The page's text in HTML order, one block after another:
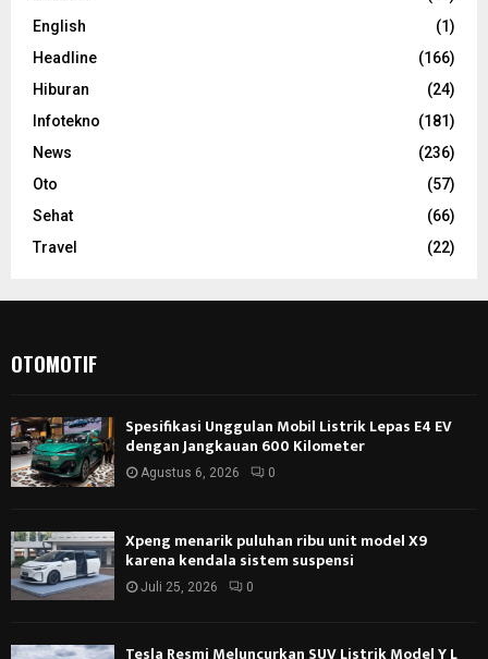
English
(1)
Headline
(166)
Hiburan
(24)
Infotekno
(181)
News
(236)
Oto
(57)
Sehat
(66)
Travel
(22)
OTOMOTIF
Spesifikasi Unggulan Mobil Listrik Lepas E4 EV
dengan Jangkauan 600 Kilometer
Agustus 6, 2026 0
Xpeng menarik puluhan ribu unit model X9
karena kendala sistem suspensi
Juli 25, 2026 0